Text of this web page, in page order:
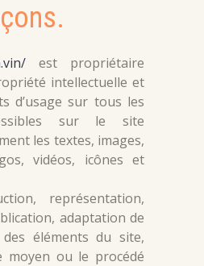
est propriétaire
intellectuelle et
d’usage sur tous les
sur le site
les textes, images,
vidéos, icônes et
représentation,
adaptation de
éléments du site,
moyen ou le procédé